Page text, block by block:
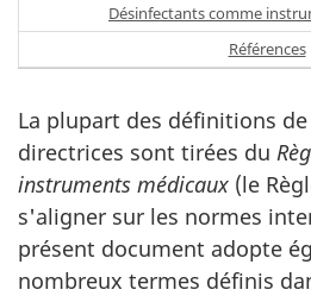
Désinfectants comme
Références
La plupart des définitions
directrices sont tirées du
instruments médicaux (le
s'aligner sur les normes
présent document adopte
nombreux termes définis